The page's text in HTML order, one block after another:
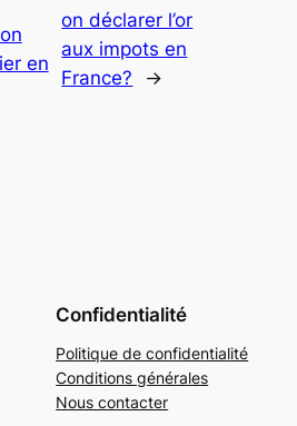
en
on déclarer l’or
aux impots en
France?
→
Confidentialité
Politique de confidentialité
Conditions générales
Nous contacter